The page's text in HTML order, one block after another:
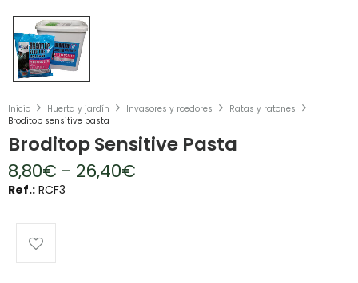
Inicio Huerta y jardín Invasores y roedores
Ratas y ratones
Broditop sensitive pasta
Broditop Sensitive Pasta
8,80€ - 26,40€
Ref.: RCF3